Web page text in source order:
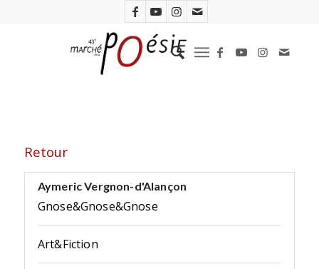
Retour
Aymeric Vergnon-d'Alançon
Gnose&Gnose&Gnose
Art&Fiction